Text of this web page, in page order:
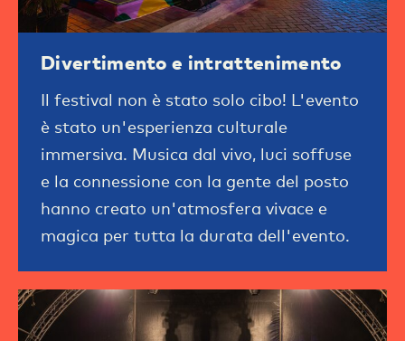
Divertimento e intrattenimento
Il festival non è stato solo cibo! L'evento
è stato un'esperienza culturale
immersiva. Musica dal vivo, luci soffuse
e la connessione con la gente del posto
hanno creato un'atmosfera vivace e
magica per tutta la durata dell'evento.